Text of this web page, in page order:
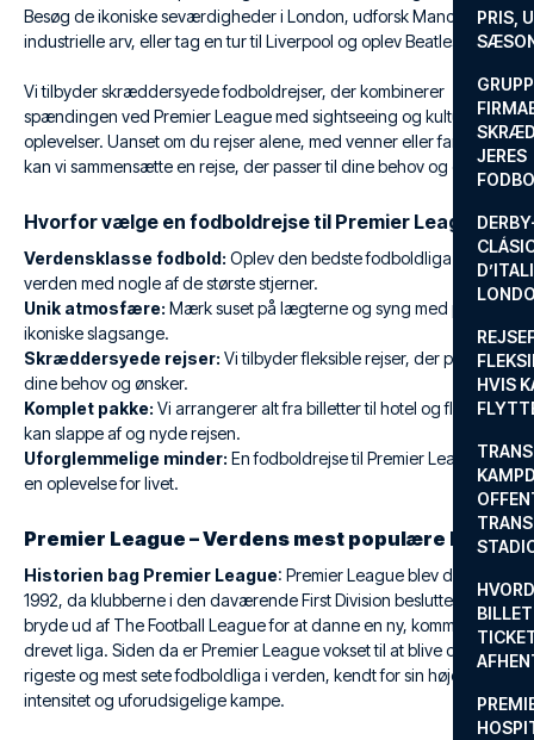
PRIS,
JERES
HVIS
Besøg de ikoniske seværdigheder i London, udforsk Manchesters
industrielle arv, eller tag en tur til Liverpool og oplev Beatles-byen.
Vi tilbyder skræddersyede fodboldrejser, der kombinerer
spændingen ved Premier League med sightseeing og kulturelle
oplevelser. Uanset om du rejser alene, med venner eller familie,
kan vi sammensætte en rejse, der passer til dine behov og ønsker.
Hvorfor vælge en fodboldrejse til Premier League?
Verdensklasse fodbold: Oplev den bedste fodboldliga i
verden med nogle af de største stjerner.
Unik atmosfære: Mærk suset på lægterne og syng med på de
ikoniske slagsange.
Skræddersyede rejser: Vi tilbyder fleksible rejser, der passer til
dine behov og ønsker.
Komplet pakke: Vi arrangerer alt fra billetter til hotel og fly, så du
kan slappe af og nyde rejsen.
Uforglemmelige minder: En fodboldrejse til Premier League er
en oplevelse for livet.
Premier League – Verdens mest populære liga
Historien bag Premier League: Premier League blev dannet i
1992, da klubberne i den daværende First Division besluttede at
bryde ud af The Football League for at danne en ny, kommercielt
drevet liga. Siden da er Premier League vokset til at blive den
rigeste og mest sete fodboldliga i verden, kendt for sin høje
intensitet og uforudsigelige kampe.